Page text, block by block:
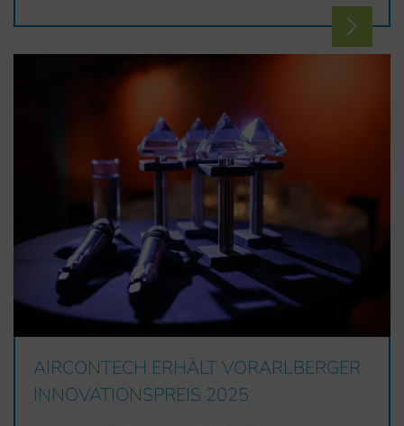
AIRCONTECH ERHÄLT VORARLBERGER
INNOVATIONSPREIS 2025